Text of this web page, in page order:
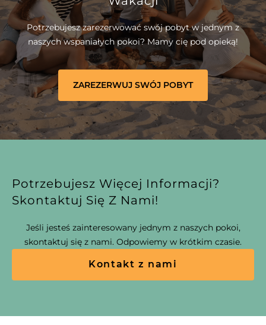
Potrzebujesz zarezerwować swój pobyt w jednym z
naszych wspaniałych pokoi? Mamy cię pod opieką!
ZAREZERWUJ SWÓJ POBYT
Potrzebujesz Więcej Informacji?
Skontaktuj Się Z Nami!
Jeśli jesteś zainteresowany jednym z naszych pokoi,
skontaktuj się z nami. Odpowiemy w krótkim czasie.
Kontakt z nami